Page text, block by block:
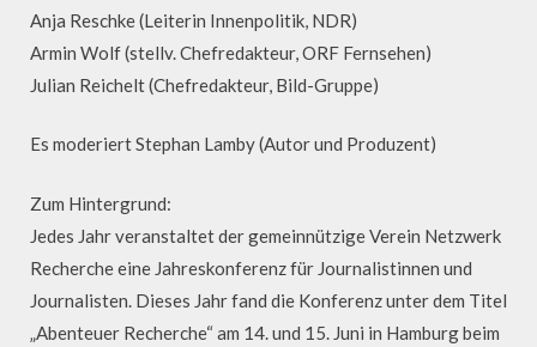
Anja Reschke (Leiterin Innenpolitik, NDR)
Armin Wolf (stellv. Chefredakteur, ORF Fernsehen)
Julian Reichelt (Chefredakteur, Bild-Gruppe)
Es moderiert Stephan Lamby (Autor und Produzent)
Zum Hintergrund:
Jedes Jahr veranstaltet der gemeinnützige Verein Netzwerk
Recherche eine Jahreskonferenz für Journalistinnen und
Journalisten. Dieses Jahr fand die Konferenz unter dem Titel
„Abenteuer Recherche“ am 14. und 15. Juni in Hamburg beim